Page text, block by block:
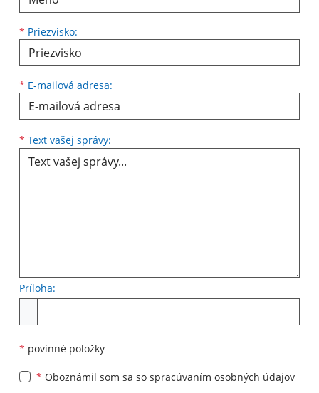
* Priezvisko:
* E-mailová adresa:
* Text vašej správy:
Príloha:
* povinné položky
* Oboznámil som sa so spracúvaním osobných údajov